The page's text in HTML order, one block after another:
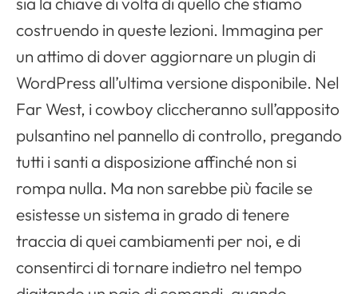
costruendo in queste lezioni. Immagina per
un attimo di dover aggiornare un plugin di
WordPress all’ultima versione disponibile. Nel
Far West, i cowboy cliccheranno sull’apposito
pulsantino nel pannello di controllo, pregando
tutti i santi a disposizione affinché non si
rompa nulla. Ma non sarebbe più facile se
esistesse un sistema in grado di tenere
traccia di quei cambiamenti per noi, e di
consentirci di tornare indietro nel tempo